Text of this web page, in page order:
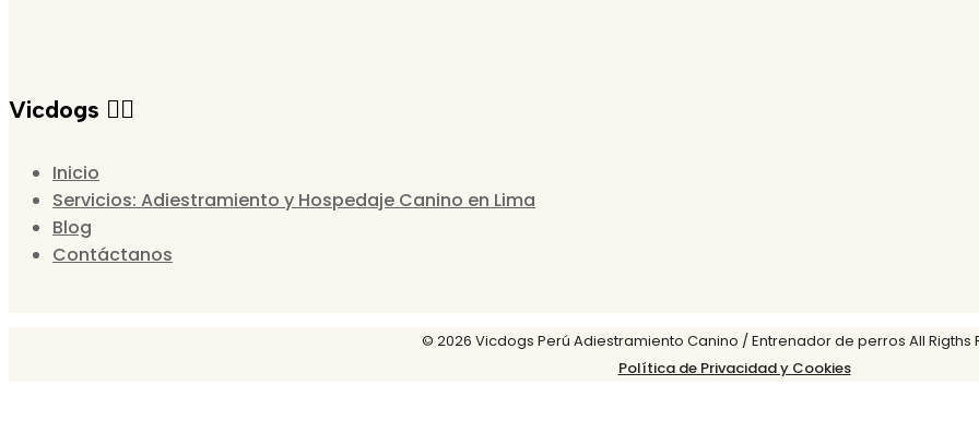
Vicdogs 🐕‍🦺
Inicio
Servicios: Adiestramiento y Hospedaje Canino en Lima
Blog
Contáctanos
© 2026 Vicdogs Perú Adiestramiento Canino / Entrenador de perros All Rigths
Política de Privacidad y Cookies